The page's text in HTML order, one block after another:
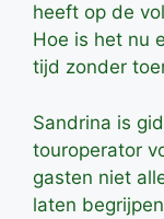
heeft op de
Hoe is het nu
tijd zonder
Sandrina is
touroperator
gasten niet
laten